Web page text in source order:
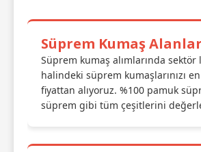
Süprem Kumaş Alanlar
Süprem kumaş alımlarında
halindeki süprem kumaşlarınızı
fiyattan alıyoruz. %100 pamuk
süprem gibi tüm çeşitlerini